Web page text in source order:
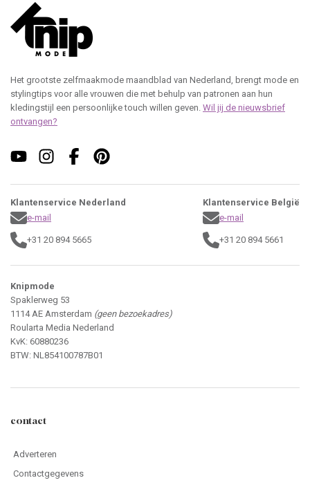
Het grootste zelfmaakmode maandblad van Nederland, brengt mode en
stylingtips voor alle vrouwen die met behulp van patronen aan hun
kledingstijl een persoonlijke touch willen geven. Wil jij de nieuwsbrief
ontvangen?
Klantenservice Nederland
e-mail
+31 20 894 5665
Klantenservice België
e-mail
+31 20 894 5661
Knipmode
Spaklerweg 53
1114 AE Amsterdam (geen bezoekadres)
Roularta Media Nederland
KvK: 60880236
BTW: NL854100787B01
contact
Adverteren
Contactgegevens